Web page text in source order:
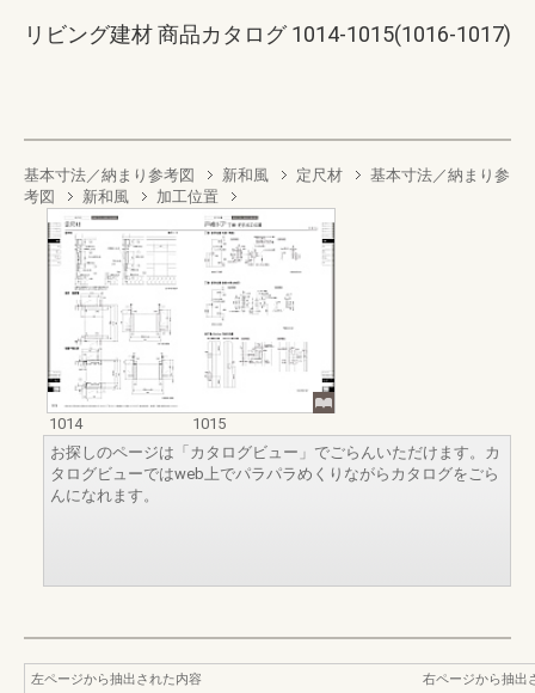
リビング建材 商品カタログ 1014-1015(1016-1017)
基本寸法／納まり参考図 新和風 定尺材
基本寸法／納まり参
考図
新和風 加工位置
1014
1015
お探しのページは「カタログビュー」でごらんいただけます。カ
タログビューではweb上でパラパラめくりながらカタログをごら
んになれます。
左ページから抽出された内容
右ページから抽出